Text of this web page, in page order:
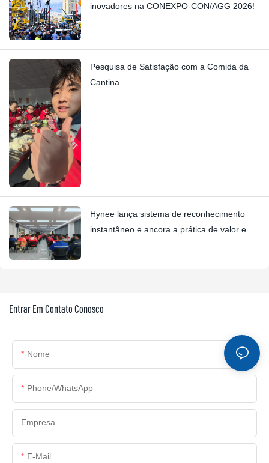
inovadores na CONEXPO-CON/AGG 2026!
Pesquisa de Satisfação com a Comida da
Cantina
Hynee lança sistema de reconhecimento
instantâneo e ancora a prática de valor em
Entrar Em Contato Conosco
Nome
Phone/whatsApp
Empresa
E-Mail